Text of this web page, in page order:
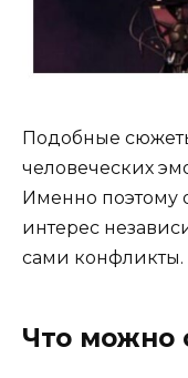
Подобные
человеческих
Именно поэтому
интерес
сами конфликты.
Что можно